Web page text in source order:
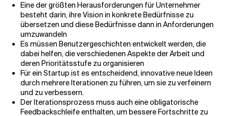
Eine der größten Herausforderungen für Unternehmer
besteht darin, ihre Vision in konkrete Bedürfnisse zu
übersetzen und diese Bedürfnisse dann in Anforderungen
umzuwandeln
Es müssen Benutzergeschichten entwickelt werden, die
dabei helfen, die verschiedenen Aspekte der Arbeit und
deren Prioritätsstufe zu organisieren
Für ein Startup ist es entscheidend, innovative neue Ideen
durch mehrere Iterationen zu führen, um sie zu verfeinern
und zu verbessern.
Der Iterationsprozess muss auch eine obligatorische
Feedbackschleife enthalten, um bessere Fortschritte zu